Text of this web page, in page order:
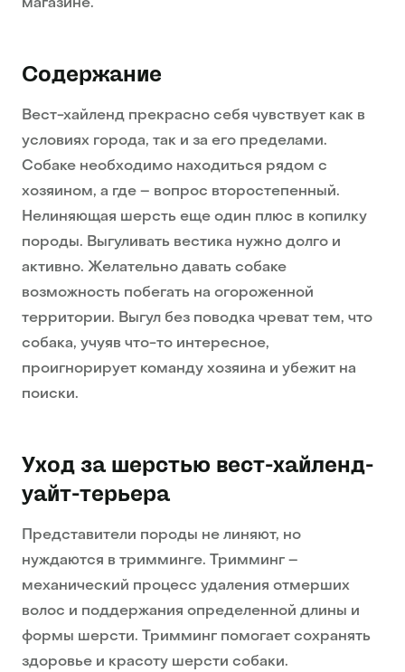
магазине.
Содержание
Вест-хайленд прекрасно себя чувствует как в
условиях города, так и за его пределами.
Собаке необходимо находиться рядом с
хозяином, а где – вопрос второстепенный.
Нелиняющая шерсть еще один плюс в копилку
породы. Выгуливать вестика нужно долго и
активно. Желательно давать собаке
возможность побегать на огороженной
территории. Выгул без поводка чреват тем, что
собака, учуяв что-то интересное,
проигнорирует команду хозяина и убежит на
поиски.
Уход за шерстью вест-хайленд-
уайт-терьера
Представители породы не линяют, но
нуждаются в тримминге. Тримминг –
механический процесс удаления отмерших
волос и поддержания определенной длины и
формы шерсти. Тримминг помогает сохранять
здоровье и красоту шерсти собаки.